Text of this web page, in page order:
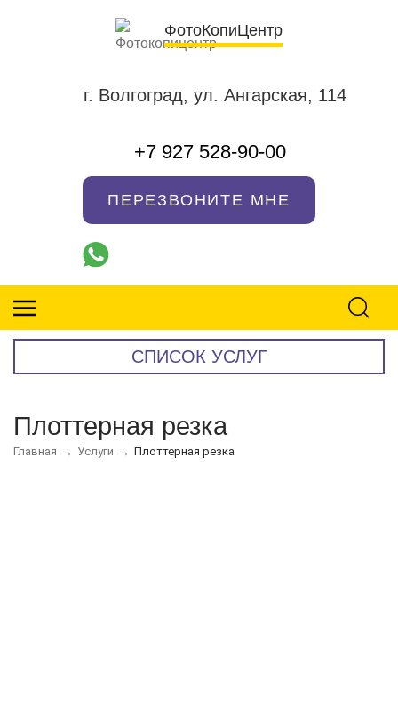
ФотоКопиЦентр
г. Волгоград, ул. Ангарская, 114
+7 927 528-90-00
ПЕРЕЗВОНИТЕ МНЕ
СПИСОК УСЛУГ
Плоттерная резка
Главная Услуги Плоттерная резка